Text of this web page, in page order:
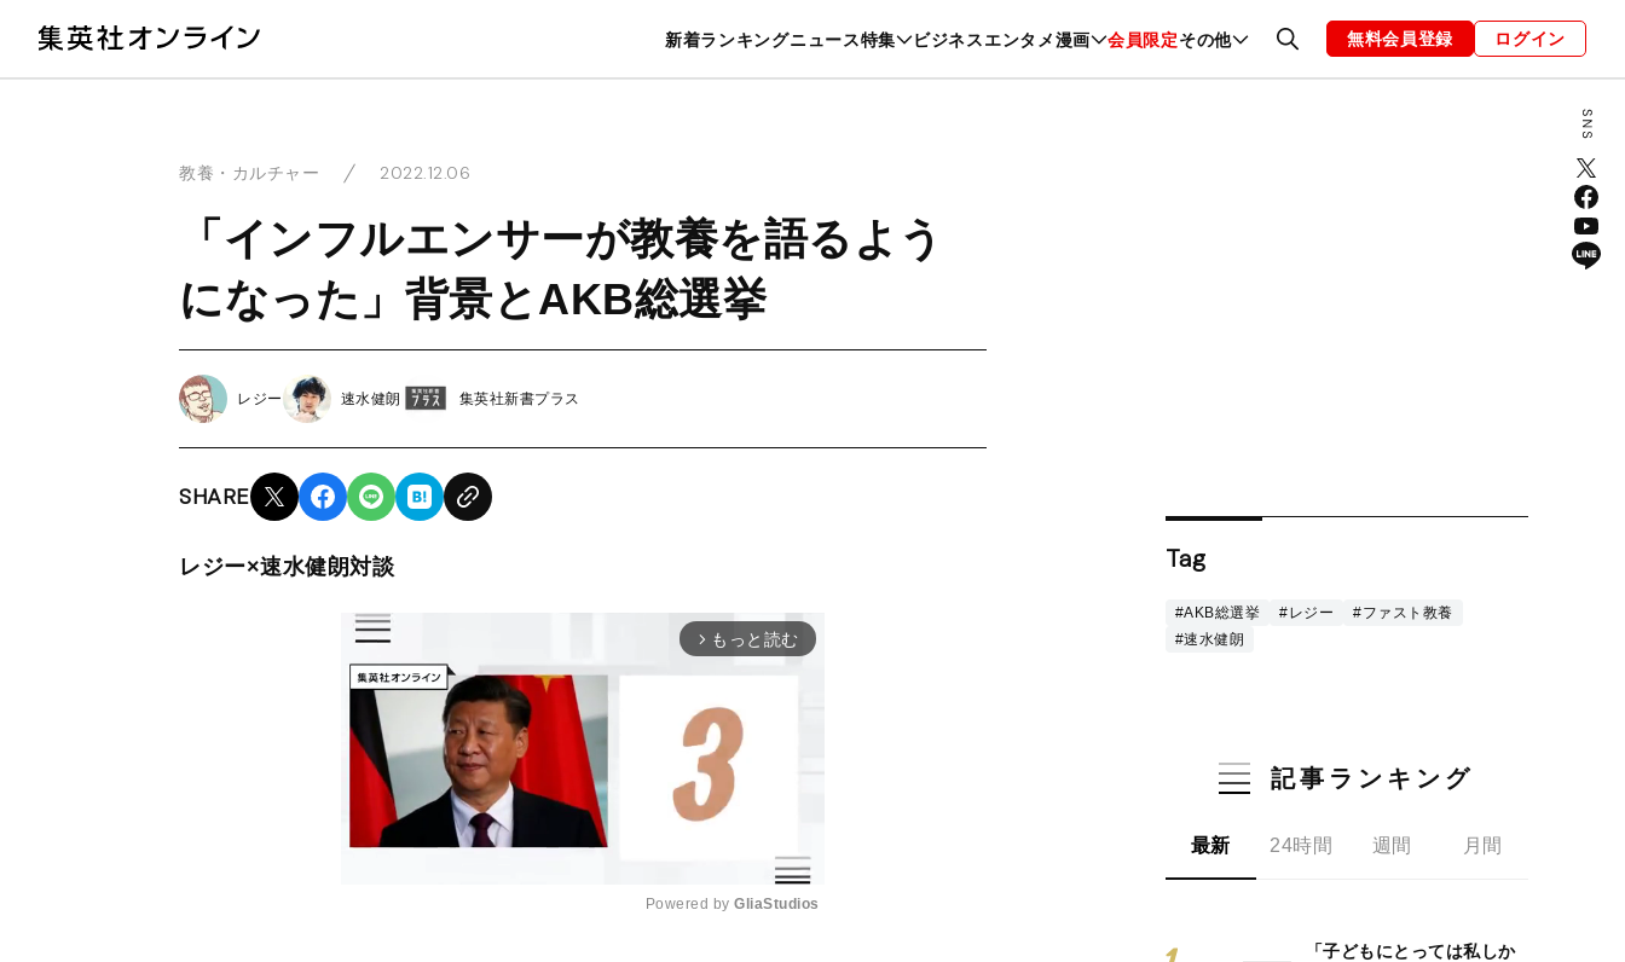
新着ランキングニュース特集 ビジネスエンタメ漫画 会員限定その他
暮らし スポーツ ヘルスケア 美容 グルメ ファッション 恋愛・結婚 編集部 お知らせ
無料会員登録 ログイン
教養・カルチャー 2022.12.06
「インフルエンサーが教養を語るよう
になった」背景とAKB総選挙
レジー 速水健朗 集英社新書プラス
SHARE
レジー×速水健朗対談
arrow_forward_ios もっと読む
Powered by GliaStudios
Tag
#AKB総選挙 #レジー
#ファスト教養
#速水健朗
記事ランキング
最新 24時間 週間 月間
「子どもにとっては私しか